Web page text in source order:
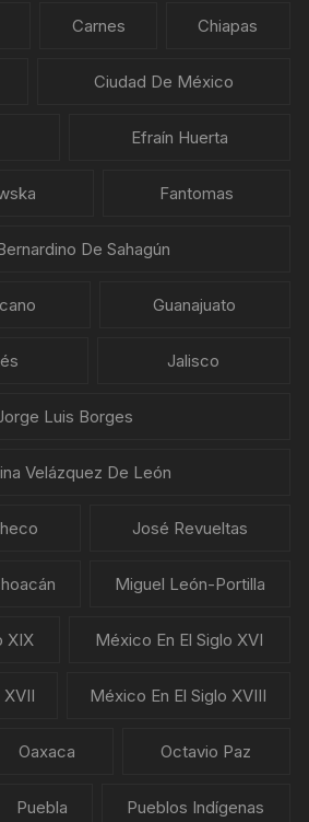
Carnes Chiapas
Ciudad De México
Efraín Huerta
Fantomas
De Sahagún
Guanajuato
Jalisco
Luis Borges
Velázquez De León
José Revueltas
Miguel León-Portilla
XIX México En El Siglo XVI
México En El Siglo XVIII
Oaxaca Octavio Paz
Puebla Pueblos Indígenas